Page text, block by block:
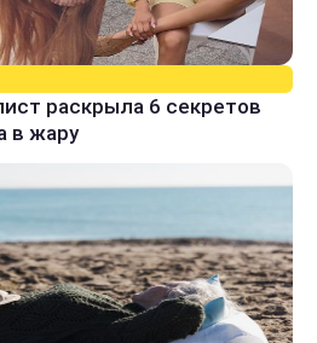
раскрыла 6 секретов
в жару